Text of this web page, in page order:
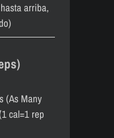
arriba,
(As Many
cal=1 rep